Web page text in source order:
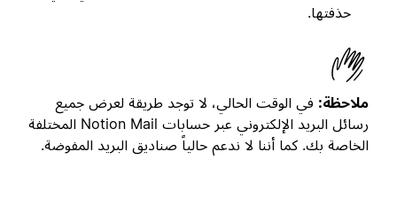
حذفتها.
ملاحظة: في الوقت الحالي، لا توجد طريقة لعرض جميع
رسائل البريد الإلكتروني عبر حسابات Notion Mail المختلفة
الخاصة بك. كما أننا لا ندعم حالياً صناديق البريد المفوضة.